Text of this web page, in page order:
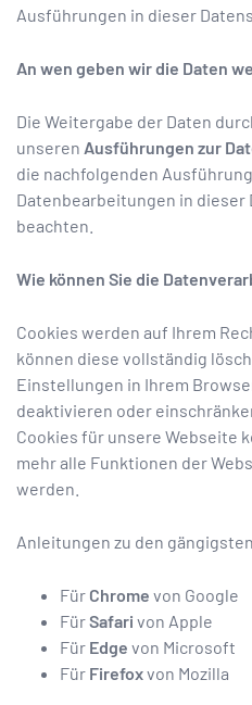
Ausführungen in dieser
An wen geben wir die Daten
Die Weitergabe der Daten
unseren Ausführungen zur
die nachfolgenden
Datenbearbeitungen in dieser
beachten.
Wie können Sie die
Cookies werden auf Ihrem
können diese vollständig
Einstellungen in Ihrem
deaktivieren oder
Cookies für unsere Webseite
mehr alle Funktionen der
werden.
Anleitungen zu den
Für Chrome von Google
FürSafari von Apple
Für Edge von Microsoft
Für Firefoxvon Mozilla